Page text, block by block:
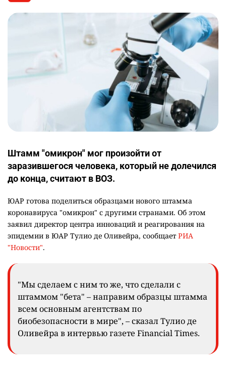
Штамм "омикрон" мог произойти от
заразившегося человека, который не долечился
до конца, считают в ВОЗ.
ЮАР готова поделиться образцами нового штамма
коронавируса "омикрон" с другими странами. Об этом
заявил директор центра инноваций и реагирования на
эпидемии в ЮАР Тулио де Оливейра, сообщает РИА
"Новости".
"Мы сделаем с ним то же, что сделали с
штаммом "бета" – направим образцы штамма
всем основным агентствам по
биобезопасности в мире", – сказал Тулио де
Оливейра в интервью газете Financial Times.